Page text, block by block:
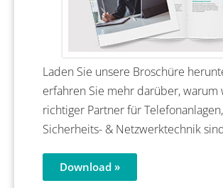
Laden Sie unsere Broschüre
erfahren Sie mehr darüber, warum
richtiger Partner für Telefonanlagen,
Sicherheits- & Netzwerktechnik
Download »